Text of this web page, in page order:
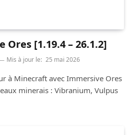
[1.19.4 – 26.1.2]
Mis à jour le: 25 mai 2026
à Minecraft avec Immersive Ores
minerais : Vibranium, Vulpus